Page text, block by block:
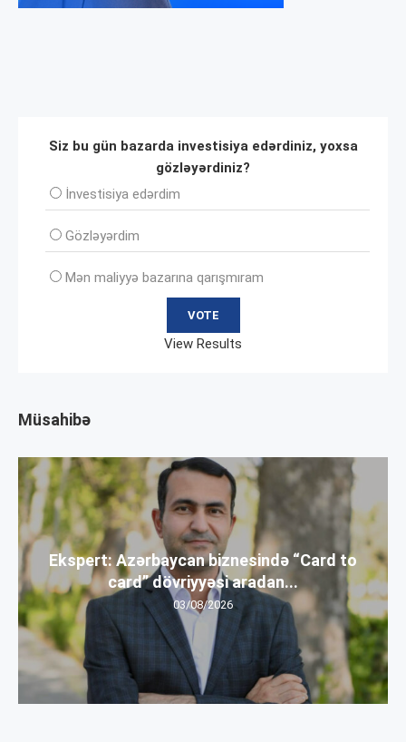
Siz bu gün bazarda investisiya edərdiniz, yoxsa
gözləyərdiniz?
İnvеstisiya edərdim
Gözləyərdim
Mən maliyyə bazarına qarışmıram
View Results
Müsahibə
Ekspert: Azərbaycan biznesində “Card to
card” dövriyyəsi aradan...
03/08/2026